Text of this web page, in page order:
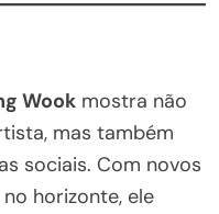
Wook mostra não
mas também
sociais. Com novos
horizonte, ele